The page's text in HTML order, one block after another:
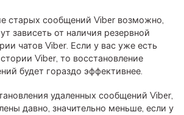
старых сообщений Viber возможно,
зависеть от наличия резервной
чатов Viber. Если у вас уже есть
Viber, то восстановление
будет гораздо эффективнее.
удаленных сообщений Viber,
давно, значительно меньше, если у